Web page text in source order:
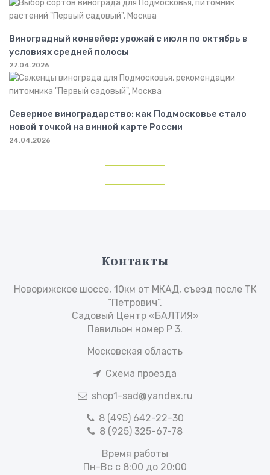
Виноградный конвейер: урожай с июля по октябрь в
условиях средней полосы
27.04.2026
Северное виноградарство: как Подмосковье стало
новой точкой на винной карте России
24.04.2026
Контакты
Новорижское шоссе, 10км от МКАД, съезд после ТК
“Петрович”,
Садовый Центр «БАЛТИЯ»
Павильон номер Р 3.
Московская область
Схема проезда
shop1-sad@yandex.ru
8 (495) 642-22-30
8 (925) 325-67-78
Время работы
Пн-Вс с 8:00 до 20:00